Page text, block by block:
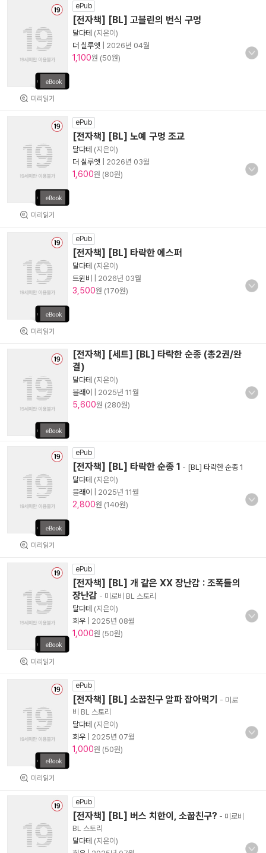
미리읽기
ePub
[전자책] [BL] 고블린의 번식 구멍
달다테 (지은이)
더 실루엣
2026년 04월
1,100원 (50원)
미리읽기
ePub
[전자책] [BL] 노예 구멍 조교
달다테 (지은이)
더 실루엣
2026년 03월
1,600원 (80원)
미리읽기
ePub
[전자책] [BL] 타락한 에스퍼
달다테 (지은이)
트윈비
2026년 03월
3,500원 (170원)
[전자책] [세트] [BL] 타락한 순종 (총2권/완
결)
달다테 (지은이)
블래이
2025년 11월
5,600원 (280원)
미리읽기
ePub
[전자책] [BL] 타락한 순종 1 - [BL] 타락한 순종 1
달다테 (지은이)
블래이
2025년 11월
2,800원 (140원)
미리읽기
ePub
[전자책] [BL] 개 같은 XX 장난감 : 조폭들의
장난감 - 미로비 BL 스토리
달다테 (지은이)
희우
2025년 08월
1,000원 (50원)
미리읽기
ePub
[전자책] [BL] 소꿉친구 알파 잡아먹기
- 미로
비 BL 스토리
달다테 (지은이)
희우
2025년 07월
1,000원 (50원)
ePub
[전자책] [BL] 버스 치한이, 소꿉친구? - 미로비
BL 스토리
달다테 (지은이)